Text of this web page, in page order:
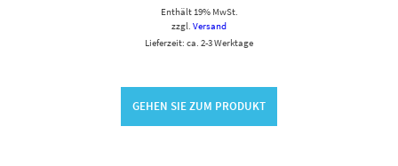
Enthält 19% MwSt.
zzgl. Versand
Lieferzeit: ca. 2-3 Werktage
GEHEN SIE ZUM PRODUKT